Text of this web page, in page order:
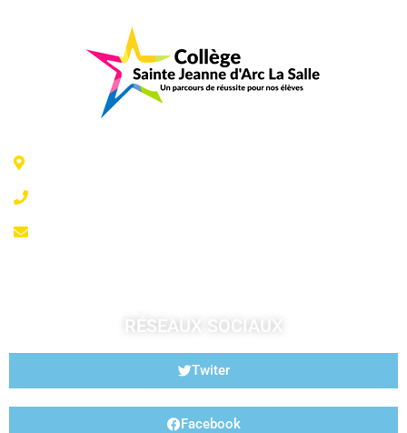
RÉSEAUX SOCIAUX
Twiter
Facebook